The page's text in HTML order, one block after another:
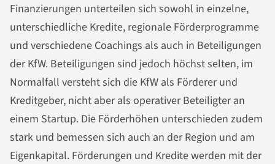
Finanzierungen unterteilen sich sowohl in einzelne,
unterschiedliche Kredite, regionale Förderprogramme
und verschiedene Coachings als auch in Beteiligungen
der KfW. Beteiligungen sind jedoch höchst selten, im
Normalfall versteht sich die KfW als Förderer und
Kreditgeber, nicht aber als operativer Beteiligter an
einem Startup. Die Förderhöhen unterschieden zudem
stark und bemessen sich auch an der Region und am
Eigenkapital. Förderungen und Kredite werden mit der